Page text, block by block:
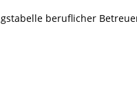
beruflicher